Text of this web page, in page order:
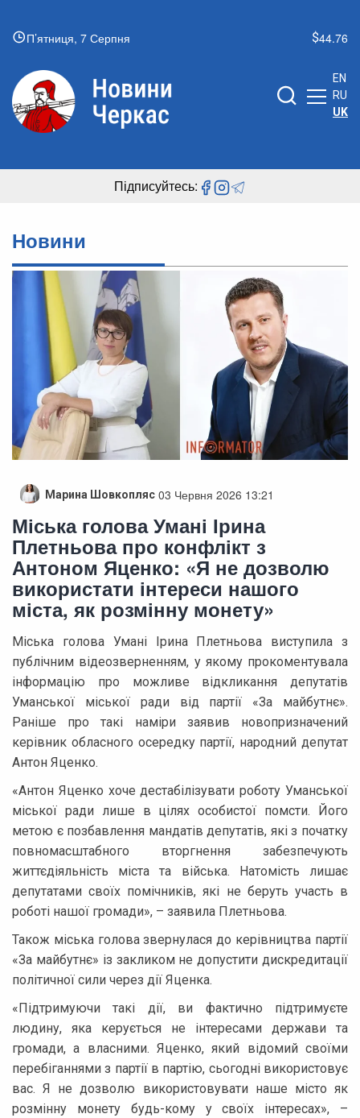
П’ятниця, 7 Серпня 44.76
EN
RU
UK
Підписуйтесь:
Новини
Марина Шовкопляс 03 Червня 2026 13:21
Міська голова Умані Ірина
Плетньова про конфлікт з
Антоном Яценко: «Я не дозволю
використати інтереси нашого
міста, як розмінну монету»
Міська голова Умані Ірина Плетньова виступила з
публічним відеозверненням, у якому прокоментувала
інформацію про можливе відкликання депутатів
Уманської міської ради від партії «За майбутнє».
Раніше про такі наміри заявив новопризначений
керівник обласного осередку партії, народний депутат
Антон Яценко.
«Антон Яценко хоче дестабілізувати роботу Уманської
міської ради лише в цілях особистої помсти. Його
метою є позбавлення мандатів депутатів, які з початку
повномасштабного вторгнення забезпечують
життєдіяльність міста та війська. Натомість лишає
депутатами своїх помічників, які не беруть участь в
роботі нашої громади», – заявила Плетньова.
Також міська голова звернулася до керівництва партії
«За майбутнє» із закликом не допустити дискредитації
політичної сили через дії Яценка.
«Підтримуючи такі дії, ви фактично підтримуєте
людину, яка керується не інтересами держави та
громади, а власними. Яценко, який відомий своїми
перебіганнями з партії в партію, сьогодні використовує
вас. Я не дозволю використовувати наше місто як
розмінну монету будь-кому у своїх інтересах», –